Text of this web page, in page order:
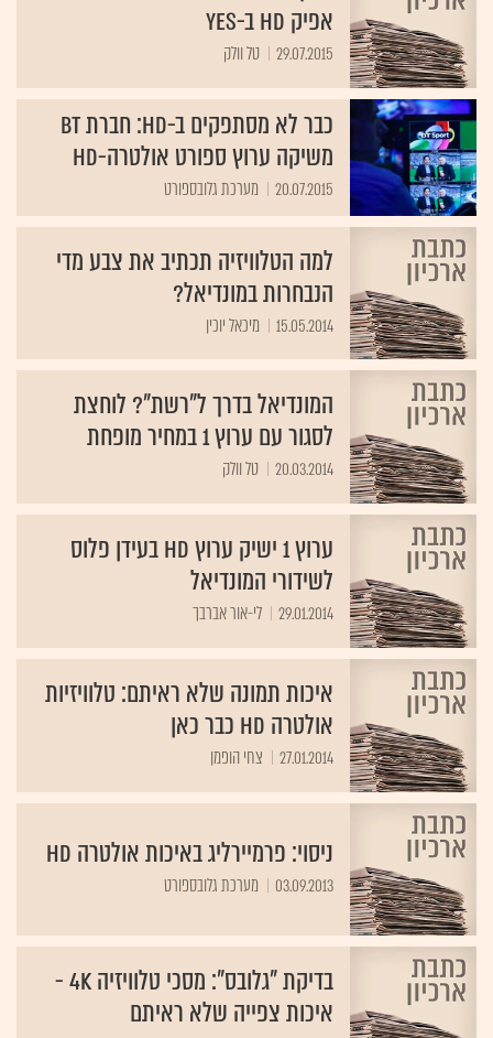
29.07.2015 טל וולק
משיקה ערוץ ספורט אולטרה-HD
20.07.2015 מערכת גלובספורט
הנבחרות במונדיאל?
15.05.2014 מיכאל יוכין
לסגור עם ערוץ 1 במחיר מופחת
20.03.2014 טל וולק
לשידורי המונדיאל
29.01.2014 לי-אור אברבך
אולטרה HD כבר כאן
27.01.2014 צחי הופמן
03.09.2013 מערכת גלובספורט
איכות צפייה שלא ראיתם
05.06.2013 צחי הופמן